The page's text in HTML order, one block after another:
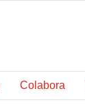
Colabora